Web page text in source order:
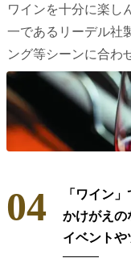
ワインを十分に楽し
一であるリーデル社
ング等シーンに合わ
04
「ワイン」
かけがえの
イベントや